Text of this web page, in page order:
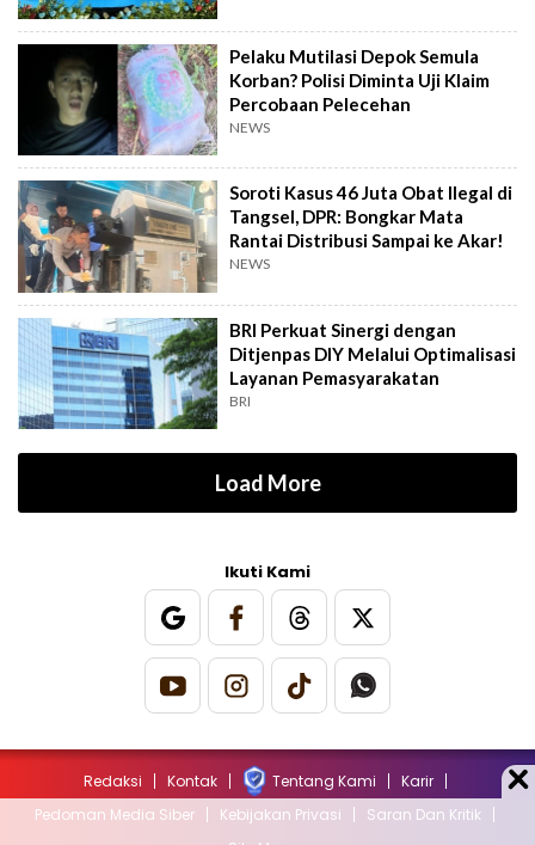
Pelaku Mutilasi Depok Semula
Korban? Polisi Diminta Uji Klaim
Percobaan Pelecehan
NEWS
Soroti Kasus 46 Juta Obat Ilegal di
Tangsel, DPR: Bongkar Mata
Rantai Distribusi Sampai ke Akar!
NEWS
BRI Perkuat Sinergi dengan
Ditjenpas DIY Melalui Optimalisasi
Layanan Pemasyarakatan
BRI
Load More
Ikuti Kami
Redaksi Kontak Tentang Kami
Karir
Pedoman Media Siber
Kebijakan Privasi
Saran Dan Kritik